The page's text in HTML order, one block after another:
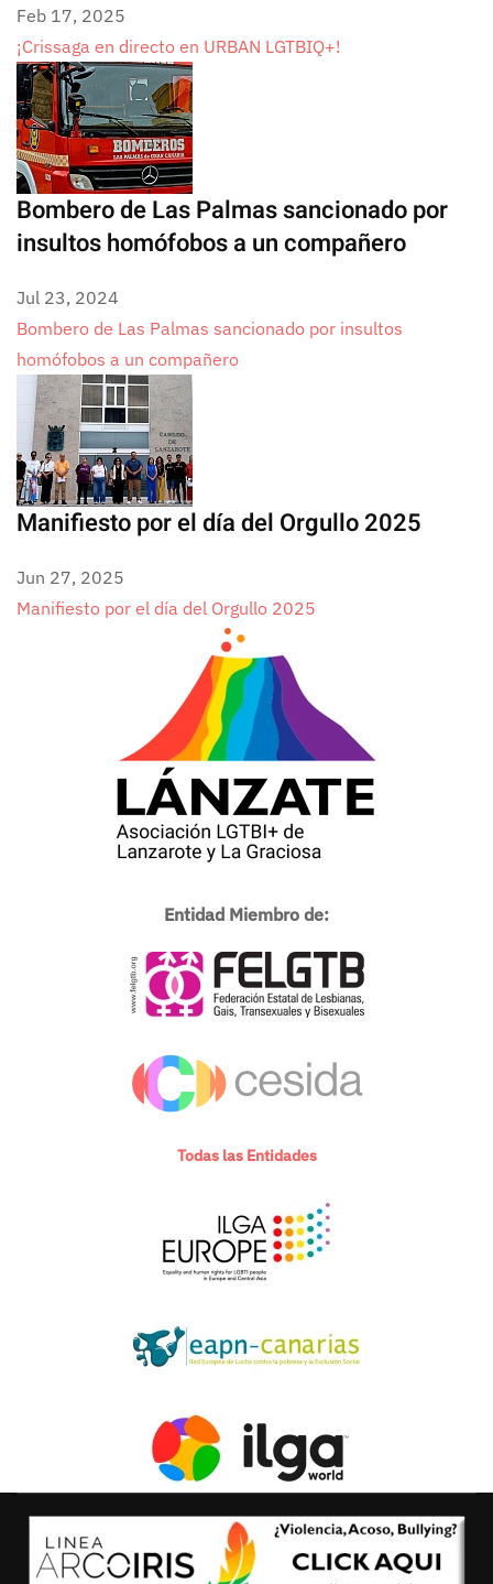
Feb 17, 2025
¡Crissaga en directo en URBAN LGTBIQ+!
Bombero de Las Palmas sancionado por
insultos homófobos a un compañero
Jul 23, 2024
Bombero de Las Palmas sancionado por insultos
homófobos a un compañero
Manifiesto por el día del Orgullo 2025
Jun 27, 2025
Manifiesto por el día del Orgullo 2025
Entidad Miembro de:
Todas las Entidades